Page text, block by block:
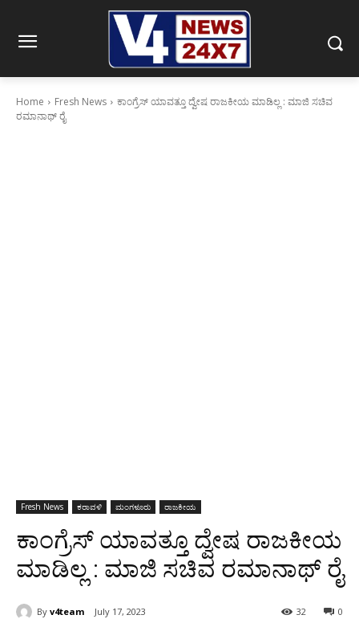
Home Fresh News
ಕಾಂಗ್ರೆಸ್ ಯಾವತ್ತೂ ದ್ವೇಷ ರಾಜಕೀಯ ಮಾಡಿಲ್ಲ : ಮಾಜಿ ಸಚಿವ
ರಮಾನಾಥ್ ರೈ
Fresh News ಕರಾವಳಿ ಮಂಗಳೂರು ರಾಜಕೀಯ
ಕಾಂಗ್ರೆಸ್ ಯಾವತ್ತೂ ದ್ವೇಷ ರಾಜಕೀಯ
ಮಾಡಿಲ್ಲ : ಮಾಜಿ ಸಚಿವ ರಮಾನಾಥ್ ರೈ
By v4team July 17, 2023 0
32